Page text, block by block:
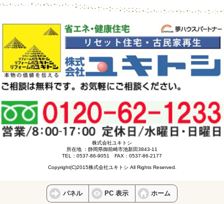
株式会社ユキトシ
所在地 ：静岡県御前崎市池新田3843-11
TEL：0537-86-9051 FAX：0537-86-2177
Copyright(C)2015株式会社ユキトシ All Rights Reserved.
パネル PC 表示 ホーム